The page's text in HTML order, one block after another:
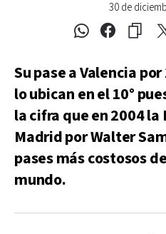
30 de
Su pase a Valencia
lo ubican en el 10°
la cifra que en 2004 la
Madrid por Walter
pases más costosos
mundo.